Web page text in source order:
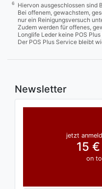
6
Hiervon ausgeschlossen sind
Bei offenem, gewachstem,
nur ein Reinigungsversuch
Zudem werden für offenes,
Longlife Leder keine POS
Der POS Plus Service bleibt
Newsletter
jetzt
15
on